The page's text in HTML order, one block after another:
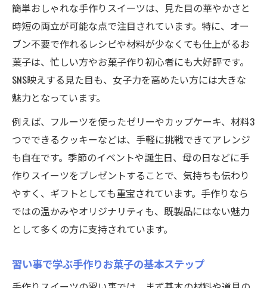
女子力高い手作りお菓子のトレンドを解説
おしゃれなスイーツで差がつくプレゼント
術
習い事で身につくお菓子作りの女子力テク
今話題のおしゃれスイーツを自宅で挑戦
自宅で楽しむ話題の手作りスイーツに挑戦
習い事で学ぶおしゃれスイーツの作り方
簡単なのに映えるスイーツレシピを伝授
人気の手作りお菓子でSNS映えを狙うコツ
女子力高めるおしゃれお菓子の作り方解説
習い事ならではの人気お菓子一覧を紹介
女子力高い人気お菓子の特徴と魅力を解説
簡単でおしゃれなスイーツを厳選して紹介
簡単おしゃれな手作りスイーツは、見た目の華やかさと
時短の両立が可能な点で注目されています。特に、オー
ブン不要で作れるレシピや材料が少なくても仕上がるお
菓子は、忙しい方やお菓子作り初心者にも大好評です。
SNS映えする見た目も、女子力を高めたい方には大きな
魅力となっています。
例えば、フルーツを使ったゼリーやカップケーキ、材料3
つでできるクッキーなどは、手軽に挑戦できてアレンジ
も自在です。季節のイベントや誕生日、母の日などに手
作りスイーツをプレゼントすることで、気持ちも伝わり
やすく、ギフトとしても重宝されています。手作りなら
ではの温かみやオリジナリティも、既製品にはない魅力
として多くの方に支持されています。
習い事で学ぶ手作りお菓子の基本ステップ